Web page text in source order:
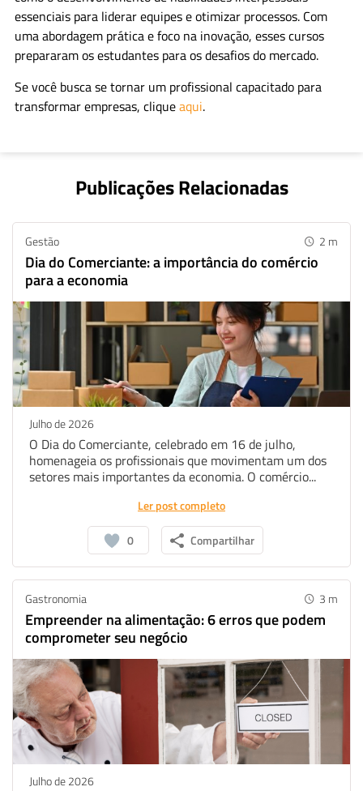
essenciais para liderar equipes e otimizar processos. Com
uma abordagem prática e foco na inovação, esses cursos
prepararam os estudantes para os desafios do mercado.
Se você busca se tornar um profissional capacitado para
transformar empresas, cliqueaqui.
Publicações Relacionadas
Gestão 2 m
Dia do Comerciante: a importância do comércio
para a economia
Julho de 2026
O Dia do Comerciante, celebrado em 16 de julho,
homenageia os profissionais que movimentam um dos
setores mais importantes da economia. O comércio...
Ler post completo
0 Compartilhar
Gastronomia 3 m
Empreender na alimentação: 6 erros que podem
comprometer seu negócio
Julho de 2026